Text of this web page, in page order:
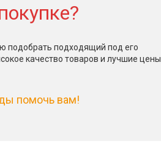
подобрать подходящий под его
качество товаров и лучшие цены
помочь вам!